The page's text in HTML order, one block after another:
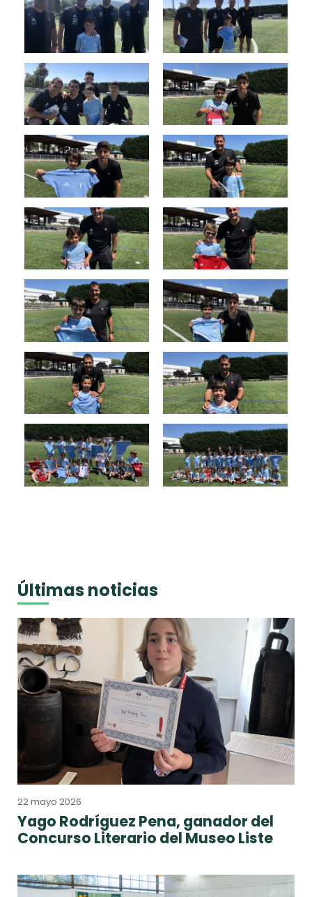
Últimas noticias
22 mayo 2026
Yago Rodríguez Pena, ganador del
Concurso Literario del Museo Liste